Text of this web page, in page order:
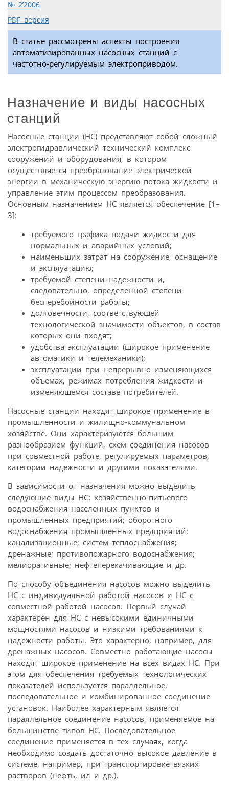
№ 2’2006
PDF версия
В статье рассмотрены аспекты построения
автоматизированных насосных станций с
частотно-регулируемым электроприводом.
Назначение и виды насосных
станций
Насосные станции (НС) представляют собой сложный
электрогидравлический технический комплекс
сооружений и оборудования, в котором
осуществляется преобразование электрической
энергии в механическую энергию потока жидкости и
управление этим процессом преобразования.
Основным назначением НС является обеспечение [1–
3]:
требуемого графика подачи жидкости для
нормальных и аварийных условий;
наименьших затрат на сооружение, оснащение
и эксплуатацию;
требуемой степени надежности и,
следовательно, определенной степени
бесперебойности работы;
долговечности, соответствующей
технологической значимости объектов, в состав
которых они входят;
удобства эксплуатации (широкое применение
автоматики и телемеханики);
эксплуатации при непрерывно изменяющихся
объемах, режимах потребления жидкости и
изменяющемся составе потребителей.
Насосные станции находят широкое применение в
промышленности и жилищно-коммунальном
хозяйстве. Они характеризуются большим
разнообразием функций, схем соединения насосов
при совместной работе, регулируемых параметров,
категории надежности и другими показателями.
В зависимости от назначения можно выделить
следующие виды НС: хозяйственно-питьевого
водоснабжения населенных пунктов и
промышленных предприятий; оборотного
водоснабжения промышленных предприятий;
канализационные; систем теплоснабжения;
дренажные; противопожарного водоснабжения;
мелиоративные; нефтеперекачивающие и др.
По способу объединения насосов можно выделить
НС с индивидуальной работой насосов и НС с
совместной работой насосов. Первый случай
характерен для НС с невысокими единичными
мощностями насосов и низкими требованиями к
надежности работы. Это характерно, например, для
дренажных насосов. Совместно работающие насосы
находят широкое применение на всех видах НС. При
этом для обеспечения требуемых технологических
показателей используется параллельное,
последовательное и комбинированное соединение
установок. Наиболее характерным является
параллельное соединение насосов, применяемое на
большинстве типов НС. Последовательное
соединение применяется в тех случаях, когда
необходимо создать достаточно высокое давление в
системе, например, при транспортировке вязких
растворов (нефть, ил и др.).